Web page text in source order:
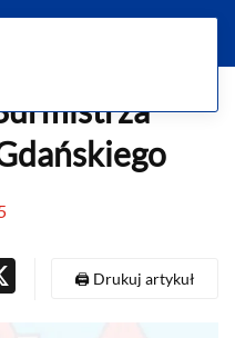
🖨️ Drukuj artykuł